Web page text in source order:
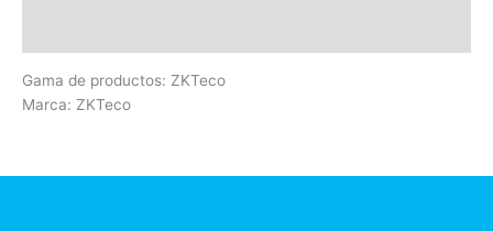
Gama de productos: ZKTeco
Marca: ZKTeco